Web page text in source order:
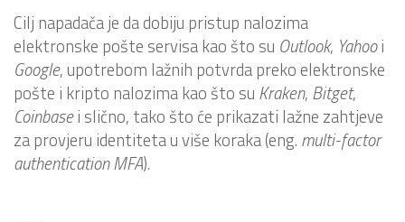
Cilj napadača je da dobiju pristup nalozima
elektronske pošte servisa kao što su Outlook, Yahooi
Google, upotrebom lažnih potvrda preko elektronske
pošte i kripto nalozima kao što su Kraken, Bitget,
Coinbasei slično, tako što će prikazati lažne zahtjeve
za provjeru identiteta u više koraka (eng. multi-factor
authentication MFA).